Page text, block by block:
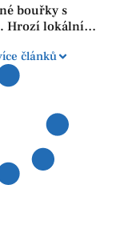
bouřky s
Hrozí lokální
článků